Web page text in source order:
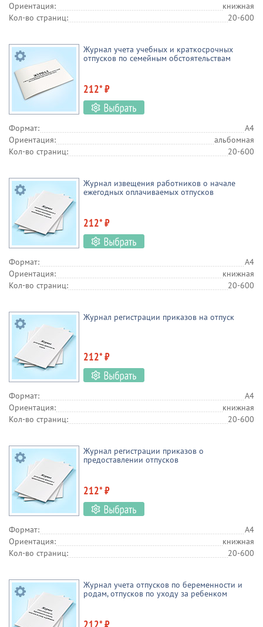
Ориентация:
книжная
Кол-во страниц:
20-600
Журнал учета учебных и краткосрочных
отпусков по семейным обстоятельствам
212* ₽
Формат:
А4
Ориентация:
альбомная
Кол-во страниц:
20-600
Журнал извещения работников о начале
ежегодных оплачиваемых отпусков
212* ₽
Формат:
А4
Ориентация:
книжная
Кол-во страниц:
20-600
Журнал регистрации приказов на отпуск
212* ₽
Формат:
А4
Ориентация:
книжная
Кол-во страниц:
20-600
Журнал регистрации приказов о
предоставлении отпусков
212* ₽
Формат:
А4
Ориентация:
книжная
Кол-во страниц:
20-600
Журнал учета отпусков по беременности и
родам, отпусков по уходу за ребенком